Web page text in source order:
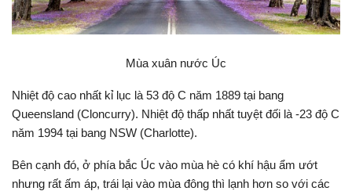
Mùa xuân nước Úc
Nhiệt độ cao nhất kỉ lục là 53 độ C năm 1889 tại bang
Queensland (Cloncurry). Nhiệt độ thấp nhất tuyệt đối là -23 độ C
năm 1994 tại bang NSW (Charlotte).
Bên cạnh đó, ở phía bắc Úc vào mùa hè có khí hậu ẩm ướt
nhưng rất ấm áp, trái lại vào mùa đông thì lạnh hơn so với các